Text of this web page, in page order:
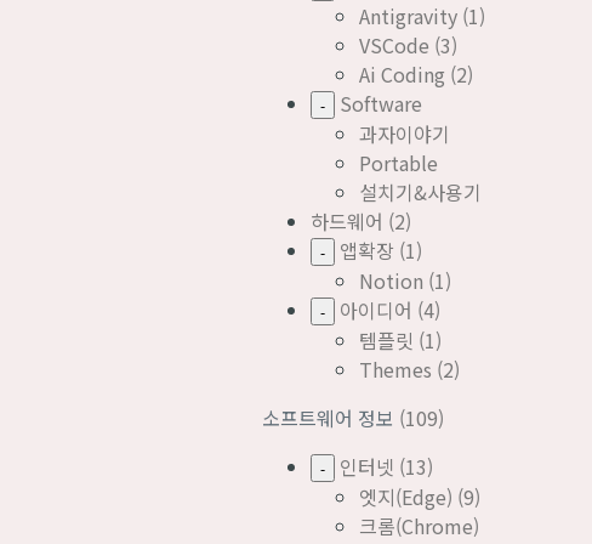
Antigravity (1)
VSCode (3)
Ai Coding (2)
-
Software
과자이야기
Portable
설치기&사용기
하드웨어 (2)
- 앱확장 (1)
Notion (1)
- 아이디어 (4)
템플릿 (1)
Themes (2)
소프트웨어 정보 (109)
- 인터넷 (13)
엣지(Edge) (9)
크롬(Chrome)